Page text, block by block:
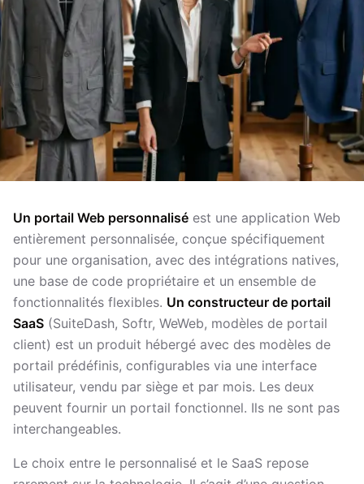
Un portail Web personnalisé est une application Web
entièrement personnalisée, conçue spécifiquement
pour une organisation, avec des intégrations natives,
une base de code propriétaire et un ensemble de
fonctionnalités flexibles. Un constructeur de portail
SaaS (SuiteDash, Softr, WeWeb, modèles de portail
client) est un produit hébergé avec des modèles de
portail prédéfinis, configurables via une interface
utilisateur, vendu par siège et par mois. Les deux
peuvent fournir un portail fonctionnel. Ils ne sont pas
interchangeables.
Le choix entre le personnalisé et le SaaS repose